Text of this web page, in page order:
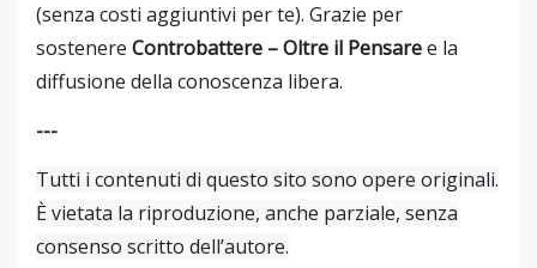
(senza costi aggiuntivi per te). Grazie per
sostenere Controbattere – Oltre il Pensaree la
diffusione della conoscenza libera.
---
Tutti i contenuti di questo sito sono opere originali.
È vietata la riproduzione, anche parziale, senza
consenso scritto dell’autore.